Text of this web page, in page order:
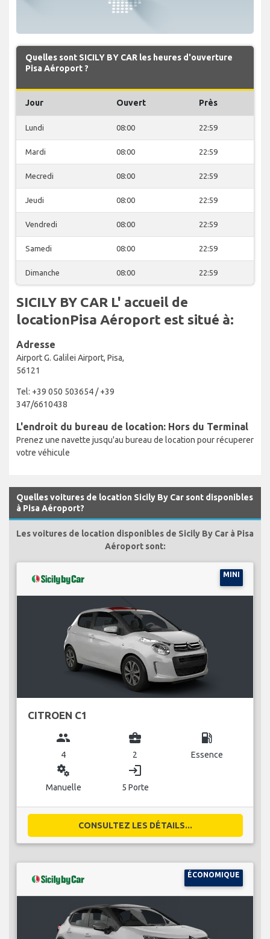
Quelles sont SICILY BY CAR les heures d'ouverture
Pisa Aéroport ?
Jour Ouvert Près
Lundi 08:00 22:59
Mardi 08:00 22:59
Mecredi 08:00 22:59
Jeudi 08:00 22:59
Vendredi 08:00 22:59
Samedi 08:00 22:59
Dimanche 08:00 22:59
SICILY BY CAR L' accueil de
locationPisa Aéroport est situé à:
Adresse
Airport G. Galilei Airport, Pisa,
56121
Tel: +39 050 503654 / +39
347/6610438
L'endroit du bureau de location: Hors du Terminal
Prenez une navette jusqu'au bureau de location pour récuperer
votre véhicule
Quelles voitures de location Sicily By Car sont disponibles
à Pisa Aéroport?
Les voitures de location disponibles de Sicily By Car à Pisa
Aéroport sont:
MINI
CITROEN C1
group
4
business_center
2
local_gas_station
Essence
miscellaneous_services
Manuelle
login
5 Porte
CONSULTEZ LES DÉTAILS...
ÉCONOMIQUE